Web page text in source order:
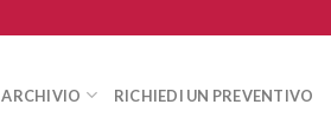
ARCHIVIO RICHIEDI UN PREVENTIVO